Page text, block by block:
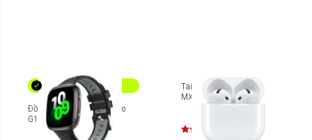
Đồng hồ thông minh Zobo
G1
Tai nghe Apple AirPods 4
MXP63ZP/A